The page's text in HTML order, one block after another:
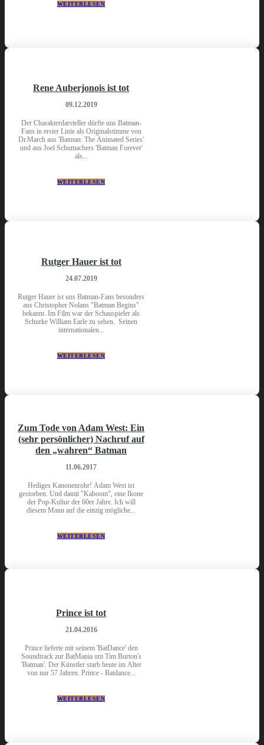
WEITERLESEN
Rene Auberjonois ist tot
09.12.2019
Der Charakterdarsteller dürfte uns Batman-
Fans in erster Linie als Originalstimme von
Dr.March aus 'Batman: The Animated Series'
und aus Joel Schumachers 'Batman Forever'
als...
WEITERLESEN
Rutger Hauer ist tot
24.07.2019
Rutger Hauer ist uns Batman-Fans besonders
aus Christopher Nolans "Batman Begins"
bekannt. Im Film war der Schauspieler als
Schurke William Earle zu sehen. Seinen
internationalen...
WEITERLESEN
Zum Tode von Adam West: Ein
(sehr persönlicher) Nachruf auf
den „wahren“ Batman
11.06.2017
Heiliges Kanonenrohr! Adam West ist
gestorben. Und damit "Kaboom", eine Ikone
der Pop-Kultur der 60er Jahre. Ich will
diesem Mann auf die einzig mögliche...
WEITERLESEN
Prince ist tot
21.04.2016
Prince lieferte mit seinem 'BatDance' den
Soundtrack zur BatMania um Tim Burton's
'Batman'. Der Künstler starb heute im Alter
von nur 57 Jahren. Prince - Batdance...
WEITERLESEN